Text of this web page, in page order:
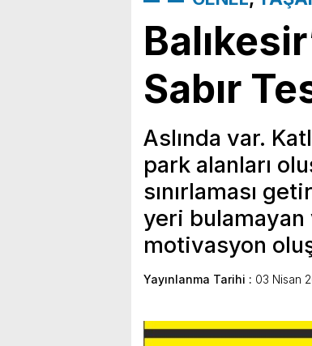
Sabır
Aslında var.
park alanları
sınırlaması
yeri bulamayan
motivasyon
Yayınlanma Tarihi : 03 Nisan